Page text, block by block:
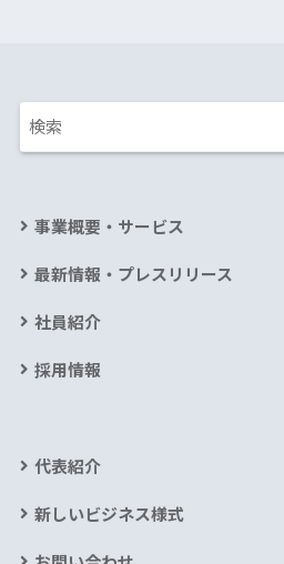
事業概要・サービス
最新情報・プレスリリース
社員紹介
採用情報
代表紹介
新しいビジネス様式